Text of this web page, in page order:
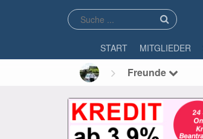
START MITGLIEDER
Freunde